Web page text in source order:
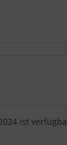
ist